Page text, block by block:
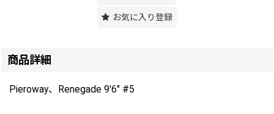
お気に入り登録
商品詳細
Pieroway、Renegade 9'6" #5